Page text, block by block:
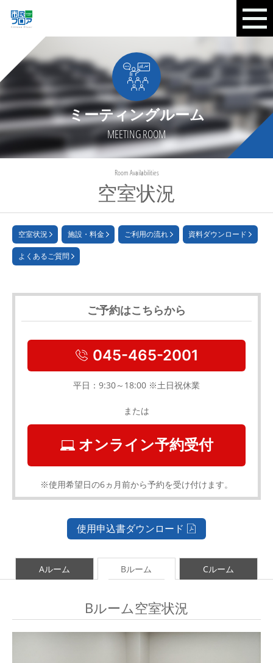
ミーティングルーム
MEETING ROOM
空室状況
Room Availabilities
空室状況 施設・料金 ご利用の流れ 資料ダウンロード
よくあるご質問
ご予約はこちらから
045-465-2001
平日：9:30～18:00 ※土日祝休業
または
オンライン予約受付
※使用希望日の6ヵ月前から予約を受け付けます。
使用申込書ダウンロード
Aルーム Bルーム Cルーム
Bルーム空室状況